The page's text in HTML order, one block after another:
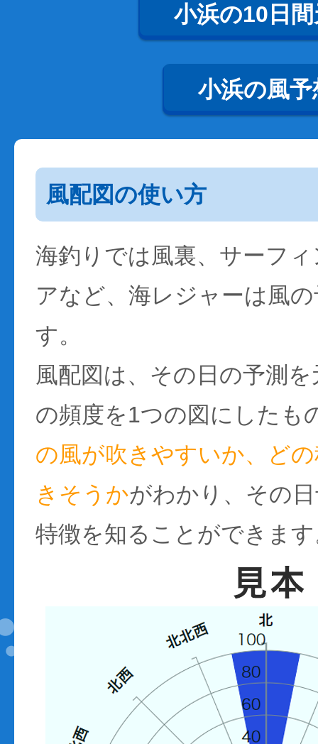
小浜の10日
小浜の風予
風配図の使い方
海釣りでは風裏、サーフ
アなど、海レジャーは風
す。
風配図は、その日の予測
の頻度を1つの図にしたも
の風が吹きやすいか、ど
きそうかがわかり、その
特徴を知ることができま